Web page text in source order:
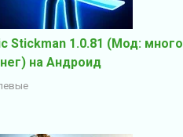
Stickman 1.0.81 (Мод: много
на Андроид